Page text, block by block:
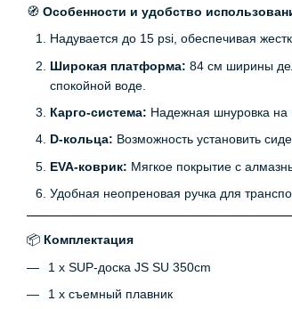
🧭 Особенности и удобство
Надувается до 15 psi, обеспечивая
Широкая платформа: 84 см ширины
спокойной воде.
Карго-система: Надежная шнуровка на
D-кольца: Возможность установить
EVA-коврик: Мягкое покрытие с
Удобная неопреновая ручка для
📦 Комплектация
1 х SUP-доска JS SU 350cm
1 х съемный плавник